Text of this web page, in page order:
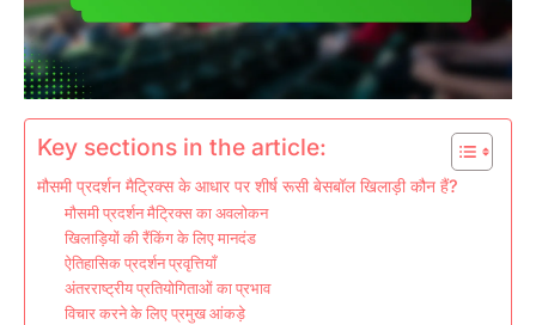
Key sections in the article:
मौसमी प्रदर्शन मैट्रिक्स के आधार पर शीर्ष रूसी बेसबॉल खिलाड़ी कौन हैं?
मौसमी प्रदर्शन मैट्रिक्स का अवलोकन
खिलाड़ियों की रैंकिंग के लिए मानदंड
ऐतिहासिक प्रदर्शन प्रवृत्तियाँ
अंतरराष्ट्रीय प्रतियोगिताओं का प्रभाव
विचार करने के लिए प्रमुख आंकड़े